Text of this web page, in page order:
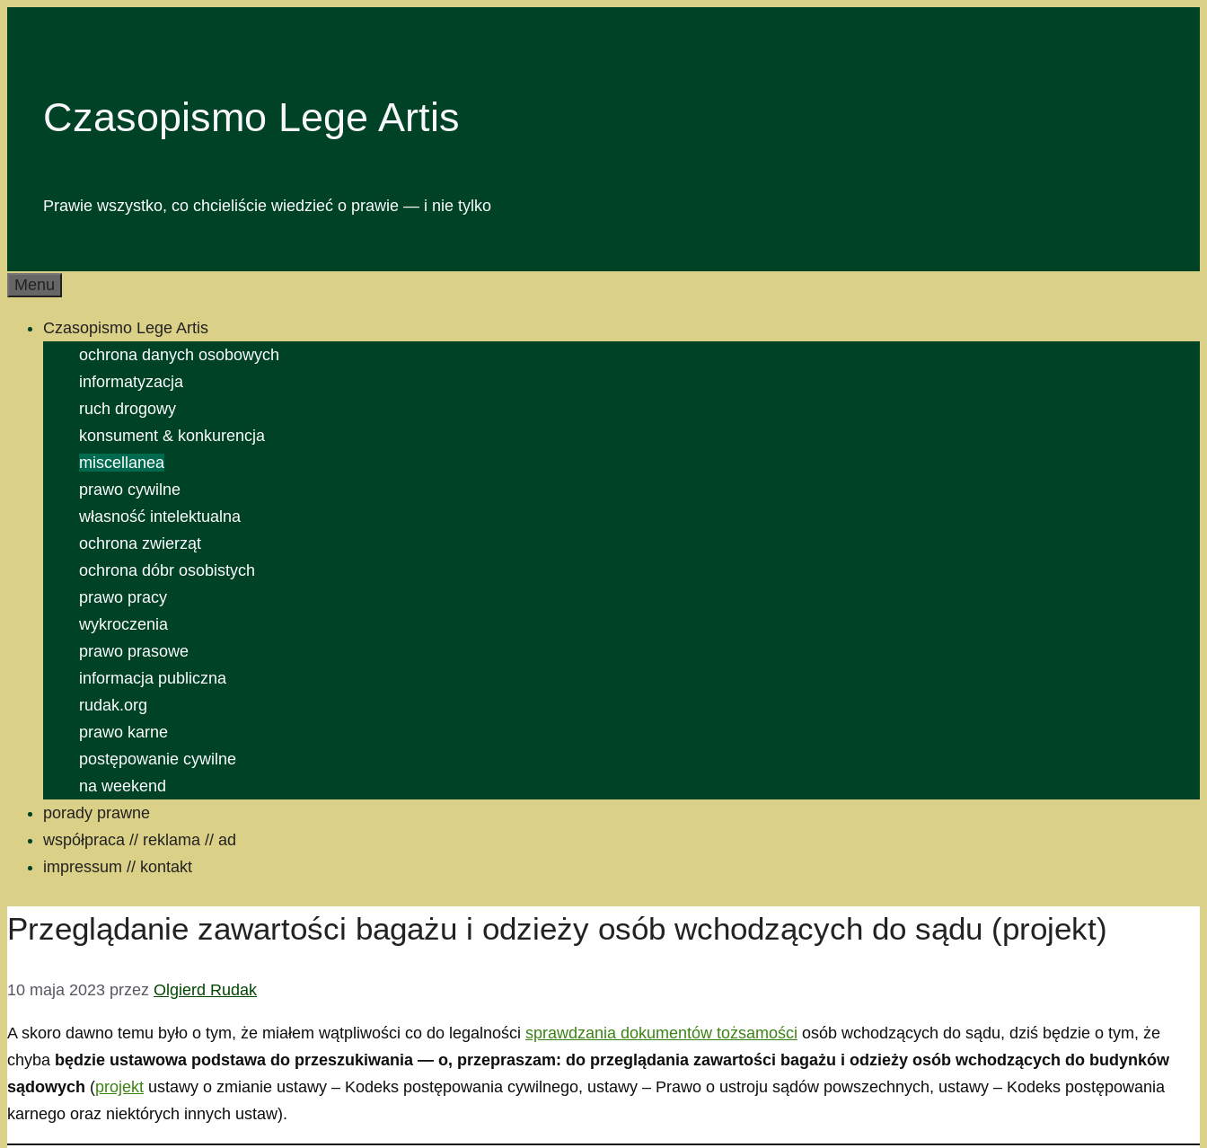
Czasopismo Lege Artis
Prawie wszystko, co chcieliście wiedzieć o prawie — i nie tylko
Menu
Czasopismo Lege Artis
ochrona danych osobowych
informatyzacja
ruch drogowy
konsument & konkurencja
miscellanea
prawo cywilne
własność intelektualna
ochrona zwierząt
ochrona dóbr osobistych
prawo pracy
wykroczenia
prawo prasowe
informacja publiczna
rudak.org
prawo karne
postępowanie cywilne
na weekend
porady prawne
współpraca // reklama // ad
impressum // kontakt
Przeglądanie zawartości bagażu i odzieży osób wchodzących do sądu (projekt)
10 maja 2023 przez Olgierd Rudak
A skoro dawno temu było o tym, że miałem wątpliwości co do legalności sprawdzania dokumentów tożsamości osób wchodzących do sądu, dziś będzie o tym, że
chyba będzie ustawowa podstawa do przeszukiwania — o, przepraszam: do przeglądania zawartości bagażu i odzieży osób wchodzących do budynków
sądowych (projekt ustawy o zmianie ustawy – Kodeks postępowania cywilnego, ustawy – Prawo o ustroju sądów powszechnych, ustawy – Kodeks postępowania
karnego oraz niektórych innych ustaw).